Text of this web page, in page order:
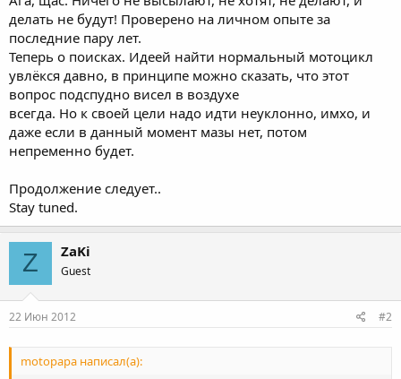
делать не будут! Проверено на личном опыте за
последние пару лет.
Теперь о поисках. Идеей найти нормальный мотоцикл
увлёкся давно, в принципе можно сказать, что этот
вопрос подспудно висел в воздухе
всегда. Но к своей цели надо идти неуклонно, имхо, и
даже если в данный момент мазы нет, потом
непременно будет.
Продолжение следует..
Stay tuned.
Z ZaKi
Guest
22 Июн 2012 #2
motopapa написал(а):